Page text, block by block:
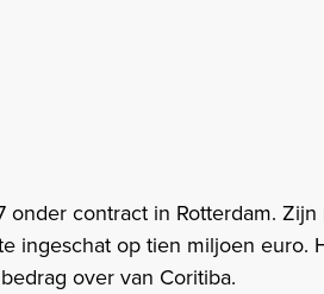
onder contract in Rotterdam.
ingeschat op tien miljoen euro.
over van Coritiba.